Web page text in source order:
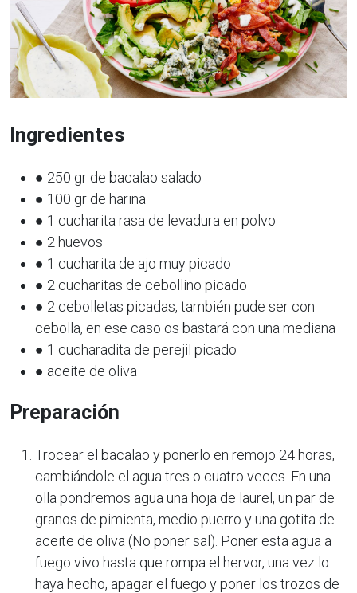
Ingredientes
● 250 gr de bacalao salado
● 100 gr de harina
● 1 cucharita rasa de levadura en polvo
● 2 huevos
● 1 cucharita de ajo muy picado
● 2 cucharitas de cebollino picado
● 2 cebolletas picadas, también pude ser con
cebolla, en ese caso os bastará con una mediana
● 1 cucharadita de perejil picado
● aceite de oliva
Preparación
Trocear el bacalao y ponerlo en remojo 24 horas,
cambiándole el agua tres o cuatro veces. En una
olla pondremos agua una hoja de laurel, un par de
granos de pimienta, medio puerro y una gotita de
aceite de oliva (No poner sal). Poner esta agua a
fuego vivo hasta que rompa el hervor, una vez lo
haya hecho, apagar el fuego y poner los trozos de